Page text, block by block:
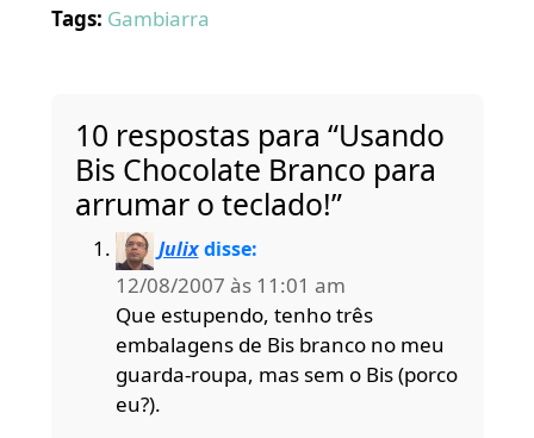
Tags: Gambiarra
10 respostas para “Usando
Bis Chocolate Branco para
arrumar o teclado!”
Julix disse:
12/08/2007 às 11:01 am
Que estupendo, tenho três
embalagens de Bis branco no meu
guarda-roupa, mas sem o Bis (porco
eu?).